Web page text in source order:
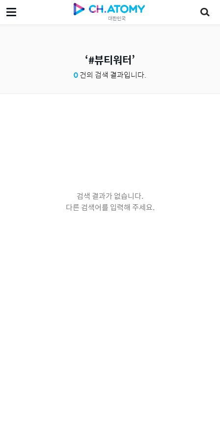
대한민국
#뷰티워터
0건의 검색 결과입니다.
검색 결과가 없습니다.
다른 검색어를 입력해 주세요.